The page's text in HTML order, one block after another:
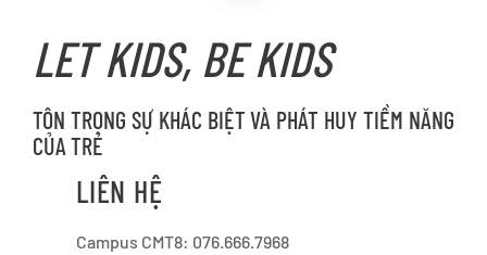
LET KIDS, BE KIDS
TÔN TRỌNG SỰ KHÁC BIỆT VÀ PHÁT HUY TIỀM NĂNG
CỦA TRẺ
LIÊN HỆ
Campus CMT8: 076.666.7968